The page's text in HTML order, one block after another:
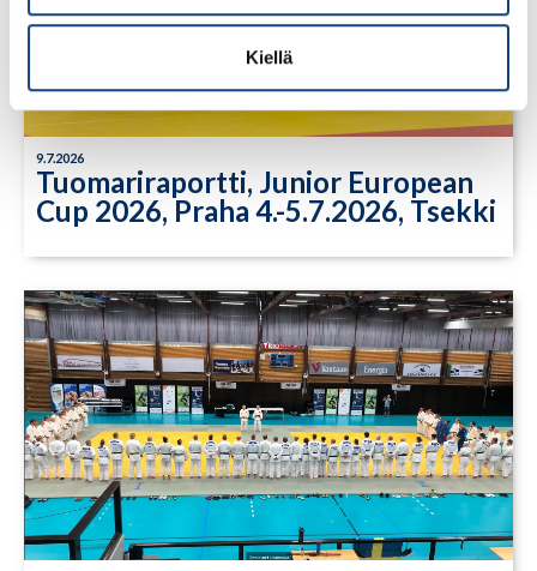
Kiellä
9.7.2026
Tuomariraportti, Junior European
Cup 2026, Praha 4.-5.7.2026, Tsekki